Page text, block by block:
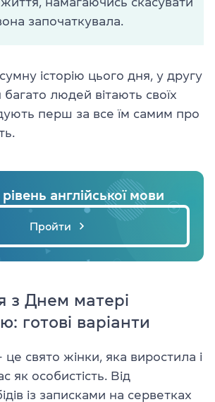
започаткувала.
історію цього дня, у другу
людей вітають своїх
перш за все їм самим про
англійської мови
Пройти
з Днем матері
готові варіанти
свято жінки, яка виростила і
як особистість. Від
із записками на серветках